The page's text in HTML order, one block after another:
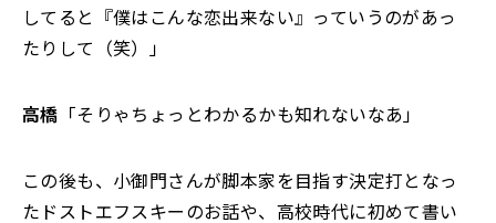
してると『僕はこんな恋出来ない』っていうのがあっ
たりして（笑）」
高橋 「そりゃちょっとわかるかも知れないなあ」
この後も、小御門さんが脚本家を目指す決定打となっ
たドストエフスキーのお話や、高校時代に初めて書い